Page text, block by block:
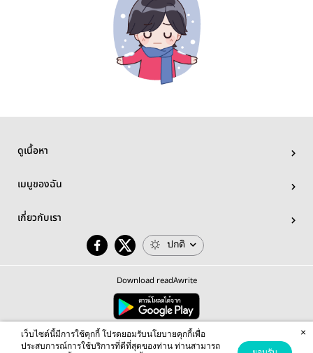
ดูเนื้อหา
เมนูของฉัน
เกี่ยวกับเรา
ปกติ
Download readAwrite
© 2026 readAwrite.com by MEB Corporation Public Company Limited
This site is protected by reCAPTCHA and the Google Privacy Policy Terms of Serviceapply.
เว็บไซต์นี้มีการใช้คุกกี้ โปรดยอมรับนโยบายคุกกี้เพื่อ
ประสบการณ์การใช้บริการที่ดีที่สุดของท่าน ท่านสามารถ
×